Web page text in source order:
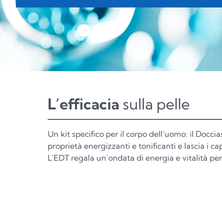
L’efficacia sulla pelle
Un kit specifico per il corpo dell’uomo: il
proprietà energizzanti e tonificanti e lascia i
L’EDT regala un’ondata di energia e vitalità